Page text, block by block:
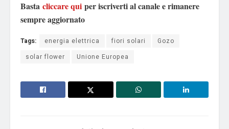
Basta cliccare qui per iscriverti al canale e rimanere
sempre aggiornato
Tags: energia elettrica fiori solari
Gozo
solar flower
Unione Europea